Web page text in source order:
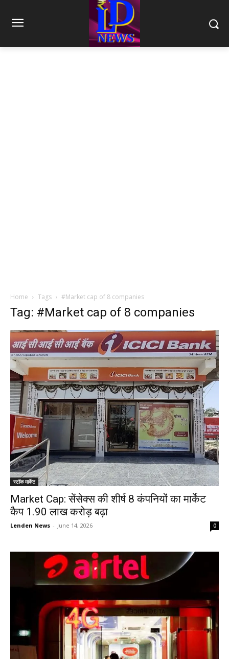
Home Tags #Market cap of 8 companies
Tag: #Market cap of 8 companies
स्टॉक मार्केट
Market Cap: सेंसेक्स की शीर्ष 8 कंपनियों का मार्केट
कैप 1.90 लाख करोड़ बढ़ा
Lenden News - June 14, 2026 0